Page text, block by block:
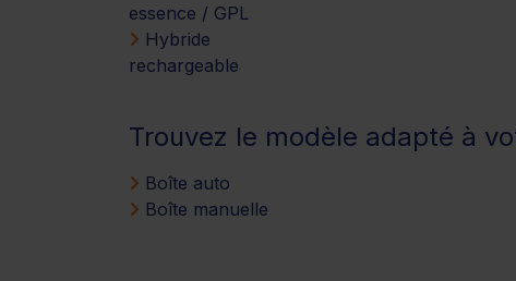
essence / GPL
Hybride
rechargeable
Trouvez le modèle adapté à
Boîte auto
Boîte manuelle